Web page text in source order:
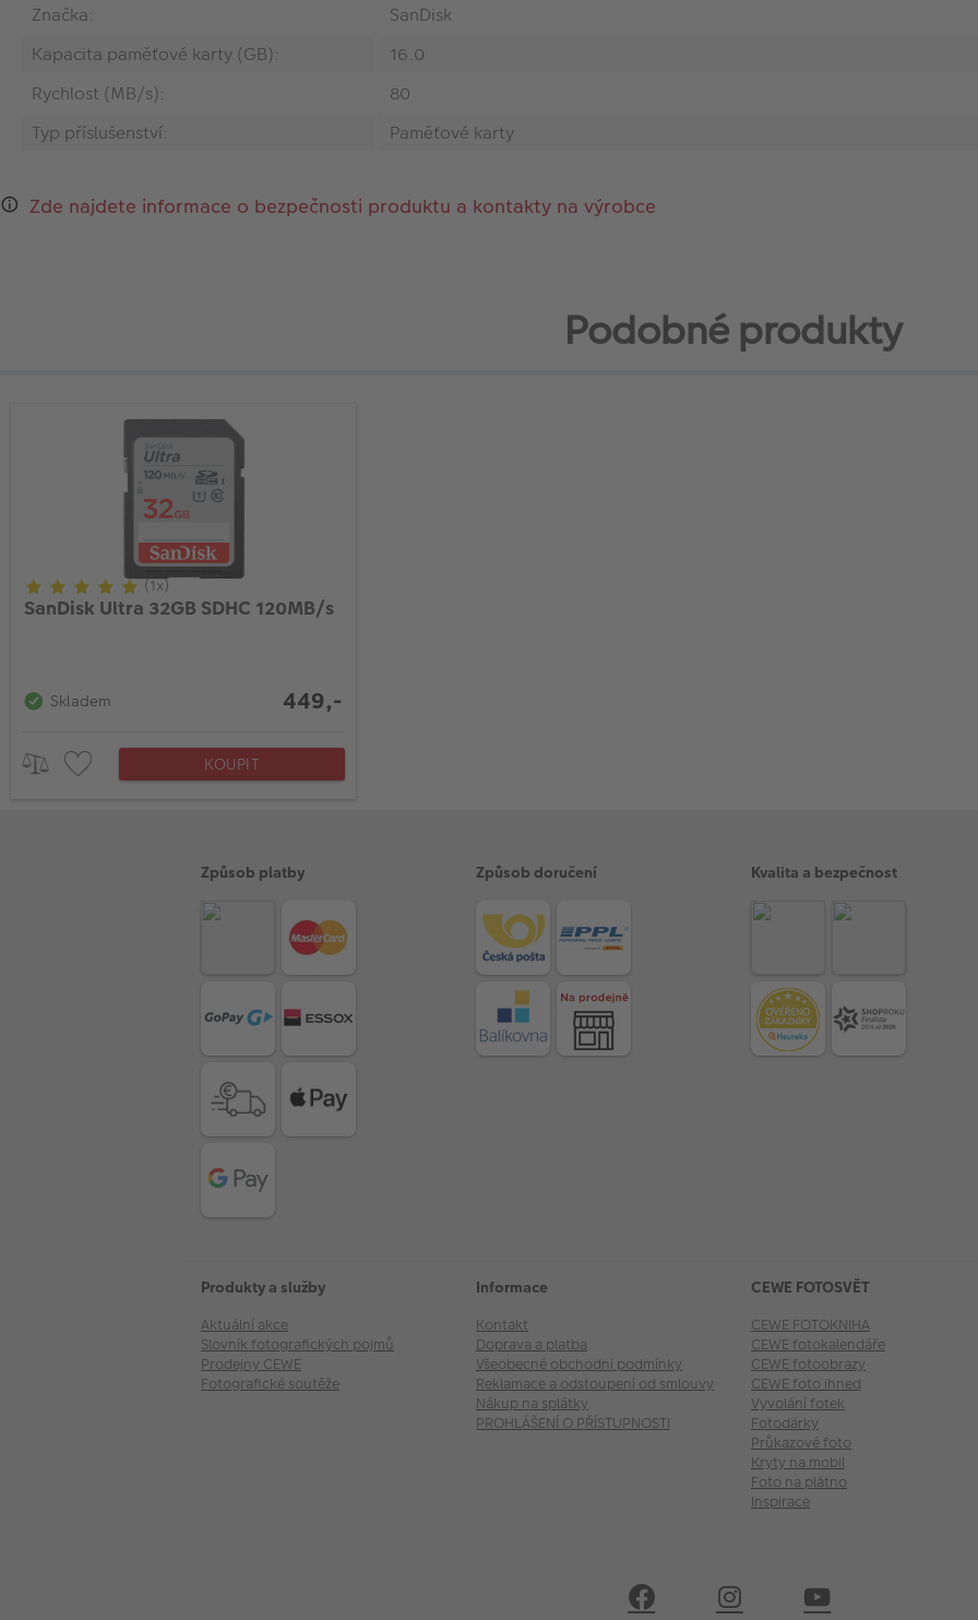
Značka:
SanDisk
Kapacita paměťové karty (GB):
16.0
Rychlost (MB/s):
80
Typ příslušenství:
Paměťové karty
Zde najdete informace o bezpečnosti produktu a kontakty na výrobce
Podobné produkty
(1x)
SanDisk Ultra 32GB SDHC 120MB/s
Skladem 449,-
KOUPIT
Způsob platby Způsob doručení Kvalita a bezpečnost
Produkty a služby
Aktuální akce
Slovník fotografických pojmů
Prodejny CEWE
Fotografické soutěže
Informace
Kontakt
Doprava a platba
Všeobecné obchodní podmínky
Reklamace a odstoupení od smlouvy
Nákup na splátky
PROHLÁŠENÍ O PŘÍSTUPNOSTI
CEWE FOTOSVĚT
CEWE FOTOKNIHA
CEWE fotokalendáře
CEWE fotoobrazy
CEWE foto ihned
Vyvolání fotek
Fotodárky
Průkazové foto
Kryty na mobil
Foto na plátno
Inspirace